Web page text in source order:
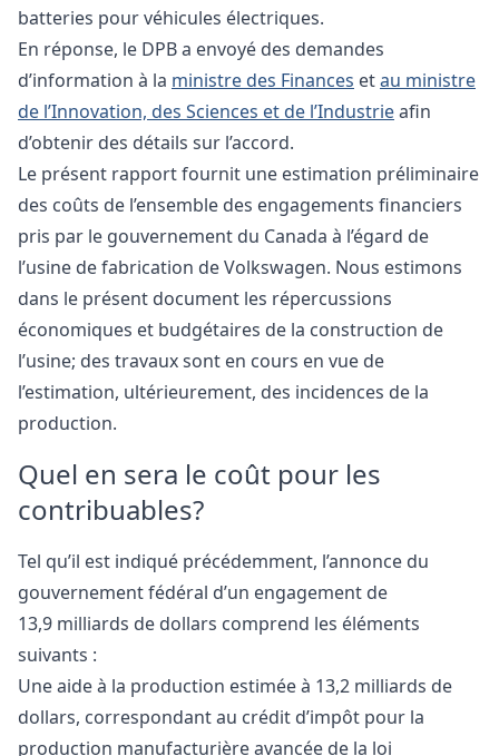
batteries pour véhicules électriques.
En réponse, le DPB a envoyé des demandes
d’information à la ministre des Finances etau ministre
de l’Innovation, des Sciences et de l’Industrieafin
d’obtenir des détails sur l’accord.
Le présent rapport fournit une estimation préliminaire
des coûts de l’ensemble des engagements financiers
pris par le gouvernement du Canada à l’égard de
l’usine de fabrication de Volkswagen. Nous estimons
dans le présent document les répercussions
économiques et budgétaires de la construction de
l’usine; des travaux sont en cours en vue de
l’estimation, ultérieurement, des incidences de la
production.
Quel en sera le coût pour les
contribuables?
Tel qu’il est indiqué précédemment, l’annonce du
gouvernement fédéral d’un engagement de
13,9 milliards de dollars comprend les éléments
suivants :
Une aide à la production estimée à 13,2 milliards de
dollars, correspondant au crédit d’impôt pour la
production manufacturière avancée de la loi